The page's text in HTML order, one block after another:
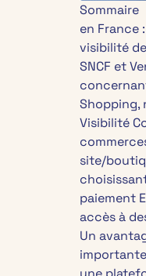
Sommaire
en France
visibilité
SNCF et
Shopping,
Visibilité
site/
paiement
accès à
Un